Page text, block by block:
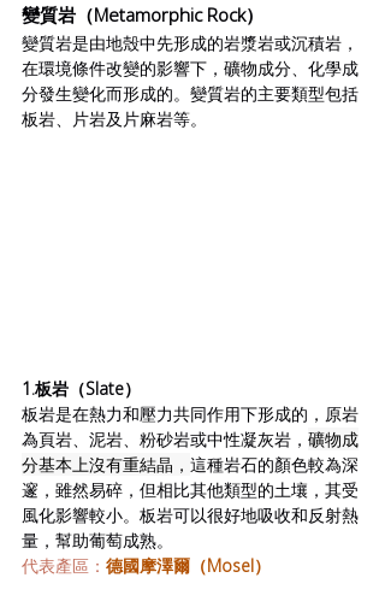
變質岩（Metamorphic Rock）
變質岩是由地殼中先形成的岩漿岩或沉積岩，
在環境條件改變的影響下，礦物成分、化學成
分發生變化而形成的。變質岩的主要類型包括
板岩、片岩及片麻岩等。
1.板岩（Slate）
板岩是在熱力和壓力共同作用下形成的，原岩
為頁岩、泥岩、粉砂岩或中性凝灰岩， 礦物成
分基本上沒有重結晶， 這種岩石的顏色較為深
邃，雖然易碎，但相比其他類型的土壤，其受
風化影響較小。板岩可以很好地吸收和反射熱
量，幫助葡萄成熟。
代表產區： 德國摩澤爾（Mosel）